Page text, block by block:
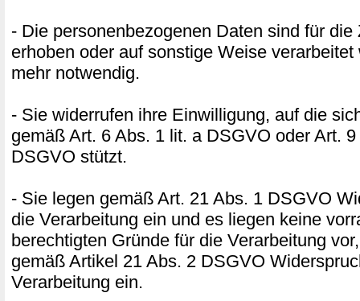
- Die personenbezogenen Daten sind für
erhoben oder auf sonstige Weise verarbeitet
mehr notwendig.
- Sie widerrufen ihre Einwilligung, auf die
gemäß Art. 6 Abs. 1 lit. a DSGVO oder Art.
DSGVO stützt.
- Sie legen gemäß Art. 21 Abs. 1 DSGVO
die Verarbeitung ein und es liegen keine
berechtigten Gründe für die Verarbeitung
gemäß Artikel 21 Abs. 2 DSGVO
Verarbeitung ein.